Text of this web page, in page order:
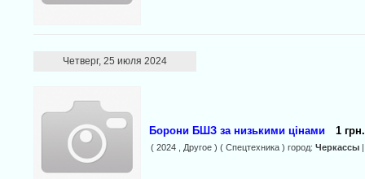
Четверг, 25 июля 2024
Борони БШЗ за низькими цінами 1 грн.
( 2024 , Другое ) ( Спецтехника ) город: Черкассы|